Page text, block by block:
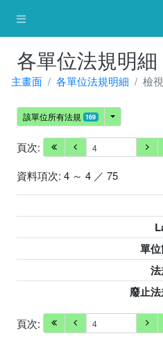
各單位法規明細
主畫面 各單位法規明細 檢視
該單位所有法規 169
頁次:
資料項次: 4 ～ 4 ／ 75
單
廢止
頁次: